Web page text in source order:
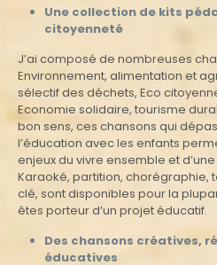
Une collection de kits
citoyenneté
J’ai composé de nombreuses
Environnement, alimentation et
sélectif des déchets, Eco
Economie solidaire, tourisme
bon sens, ces chansons qui
l’éducation avec les enfants
enjeux du vivre ensemble et
Karaoké, partition, chorégraphie,
clé, sont disponibles pour la
êtes porteur d’un projet éducatif.
Des chansons créatives,
éducatives